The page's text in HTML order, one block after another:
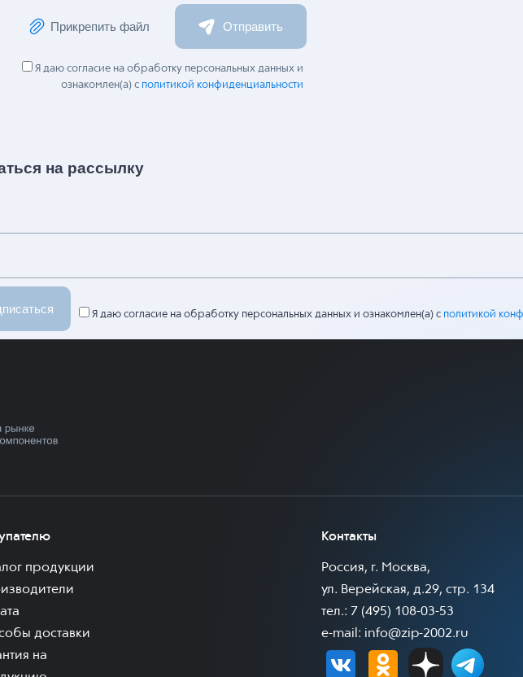
Прикрепить файл Отправить
Я даю согласие на обработку персональных данных и
ознакомлен(а) с политикой конфиденциальности
на рассылку
Я даю согласие на обработку персональных данных и ознакомлен(а) с политикой
продукции
доставки
на
Контакты
Россия, г. Москва,
ул. Верейская, д.29, стр. 134
тел.: 7 (495) 108-03-53
e-mail: info@zip-2002.ru